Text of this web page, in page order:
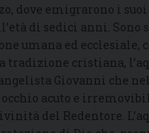
dove emigrarono i
di sedici anni.
umana ed ecclesiale,
tradizione cristiana,
Giovanni che
acuto e
del Redentore.